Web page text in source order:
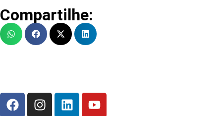
Compartilhe: